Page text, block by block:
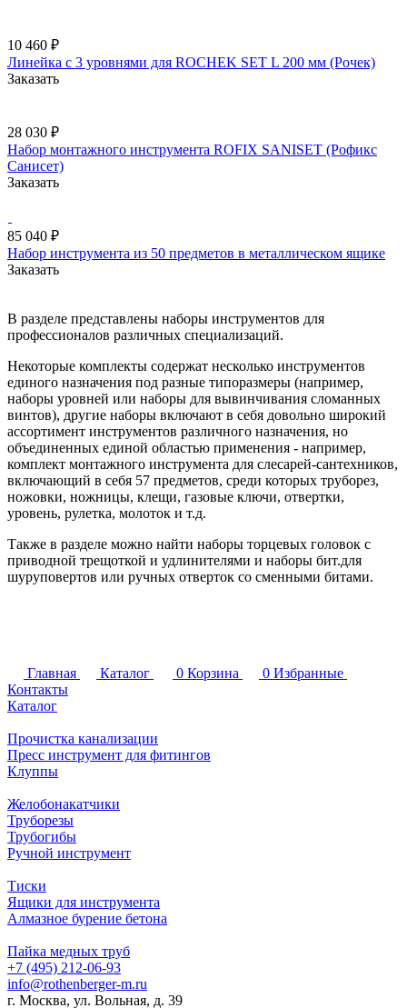
10 460 ₽
Линейка с 3 уровнями для ROCHEK SET L 200 мм (Рочек)
Заказать
28 030 ₽
Набор монтажного инструмента ROFIX SANISET (Рофикс
Санисет)
Заказать
85 040 ₽
Набор инструмента из 50 предметов в металлическом ящике
Заказать
В разделе представлены наборы инструментов для
профессионалов различных специализаций.
Некоторые комплекты содержат несколько инструментов
единого назначения под разные типоразмеры (например,
наборы уровней или наборы для вывинчивания сломанных
винтов), другие наборы включают в себя довольно широкий
ассортимент инструментов различного назначения, но
объединенных единой областью применения - например,
комплект монтажного инструмента для слесарей-сантехников,
включающий в себя 57 предметов, среди которых труборез,
ножовки, ножницы, клещи, газовые ключи, отвертки,
уровень, рулетка, молоток и т.д.
Также в разделе можно найти наборы торцевых головок с
приводной трещоткой и удлинителями и наборы бит.для
шуруповертов или ручных отверток со сменными битами.
Главная Каталог 0 Корзина 0 Избранные
Контакты
Каталог
Прочистка канализации
Пресс инструмент для фитингов
Клуппы
Желобонакатчики
Труборезы
Трубогибы
Ручной инструмент
Тиски
Ящики для инструмента
Алмазное бурение бетона
Пайка медных труб
+7 (495) 212-06-93
info@rothenberger-m.ru
г. Москва, ул. Вольная, д. 39